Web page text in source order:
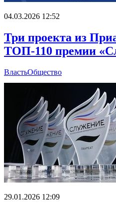
04.03.2026 12:52
Три проекта из
ТОП-110 премии
ВластьОбщество
29.01.2026 12:09